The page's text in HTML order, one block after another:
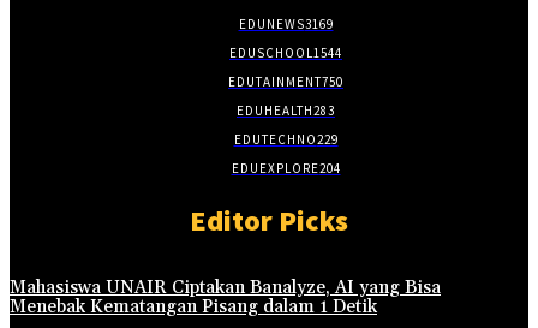
EDUNEWS3169
EDUSCHOOL1544
EDUTAINMENT750
EDUHEALTH283
EDUTECHNO229
EDUEXPLORE204
Editor Picks
Mahasiswa UNAIR Ciptakan Banalyze, AI yang Bisa
Menebak Kematangan Pisang dalam 1 Detik